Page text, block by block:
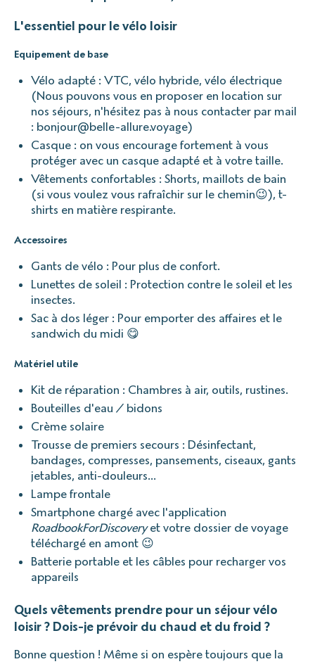
L'essentiel pour le vélo loisir
Equipement de base
Vélo adapté : VTC, vélo hybride, vélo électrique
(Nous pouvons vous en proposer en location sur
nos séjours, n'hésitez pas à nous contacter par mail
: bonjour@belle-allure.voyage)
Casque : on vous encourage fortement à vous
protéger avec un casque adapté et à votre taille.
Vêtements confortables : Shorts, maillots de bain
(si vous voulez vous rafraîchir sur le chemin😉), t-
shirts en matière respirante.
Accessoires
Gants de vélo : Pour plus de confort.
Lunettes de soleil : Protection contre le soleil et les
insectes.
Sac à dos léger : Pour emporter des affaires et le
sandwich du midi 😋
Matériel utile
Kit de réparation : Chambres à air, outils, rustines.
Bouteilles d'eau / bidons
Crème solaire
Trousse de premiers secours : Désinfectant,
bandages, compresses, pansements, ciseaux, gants
jetables, anti-douleurs…
Lampe frontale
Smartphone chargé avec l'application
RoadbookForDiscoveryet votre dossier de voyage
téléchargé en amont 😉
Batterie portable et les câbles pour recharger vos
appareils
Quels vêtements prendre pour un séjour vélo
loisir ? Dois-je prévoir du chaud et du froid ?
Bonne question ! Même si on espère toujours que la